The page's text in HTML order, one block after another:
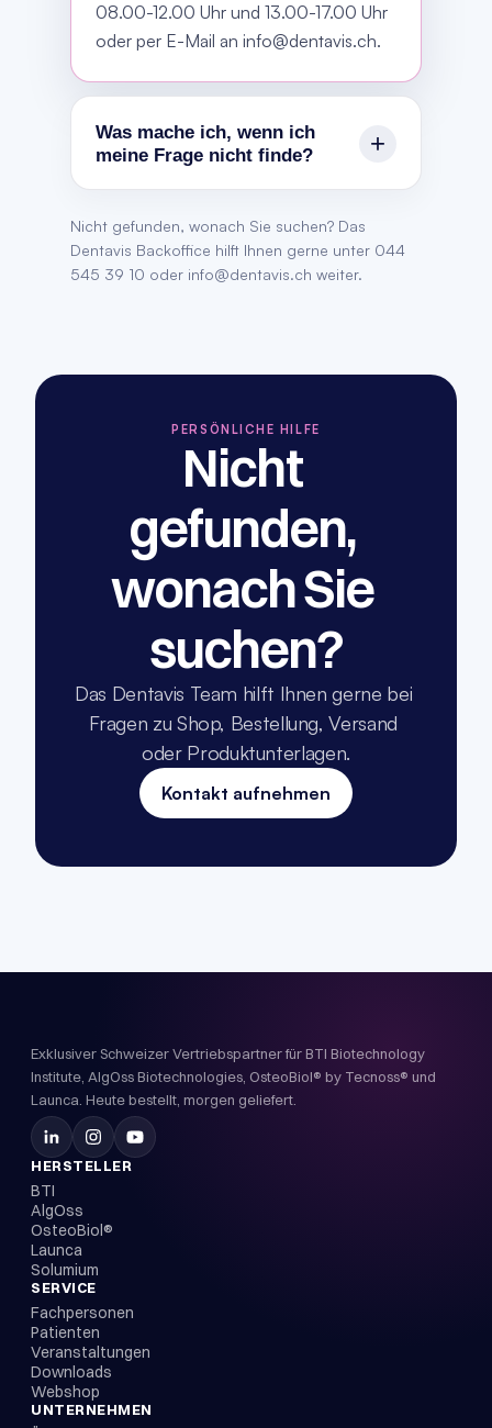
08.00-12.00 Uhr und 13.00-17.00 Uhr
oder per E-Mail an info@dentavis.ch.
Was mache ich, wenn ich
meine Frage nicht finde?
+
finden, schreiben Sie uns bitte an
info@dentavis.ch oder kontaktieren
Sie unser Backoffice telefonisch unter
Nicht gefunden, wonach Sie suchen? Das
Dentavis Backoffice hilft Ihnen gerne unter 044
545 39 10 oder info@dentavis.ch weiter.
PERSÖNLICHE HILFE
Nicht
gefunden,
wonach Sie
suchen?
Das Dentavis Team hilft Ihnen gerne bei
Fragen zu Shop, Bestellung, Versand
oder Produktunterlagen.
Kontakt aufnehmen
Exklusiver Schweizer Vertriebspartner für BTI Biotechnology
Institute, AlgOss Biotechnologies, OsteoBiol® by Tecnoss® und
Launca. Heute bestellt, morgen geliefert.
HERSTELLER
BTI
AlgOss
OsteoBiol®
Launca
Solumium
SERVICE
Fachpersonen
Patienten
Veranstaltungen
Downloads
Webshop
UNTERNEHMEN